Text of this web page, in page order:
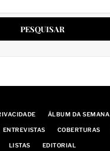
ÁLBUM DA SEMANA
ENTREVISTAS COBERTURAS
LISTAS EDITORIAL